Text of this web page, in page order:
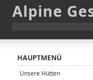
Alpine
HAUPTMENÜ
Unsere Hütten